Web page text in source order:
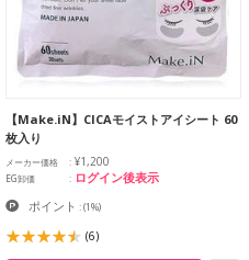
【Make.iN】CICAモイストアイシート 60
枚入り
メーカー価格 ¥1,200
EG卸価 ログイン後表示
ポイント :(1%)
(6)